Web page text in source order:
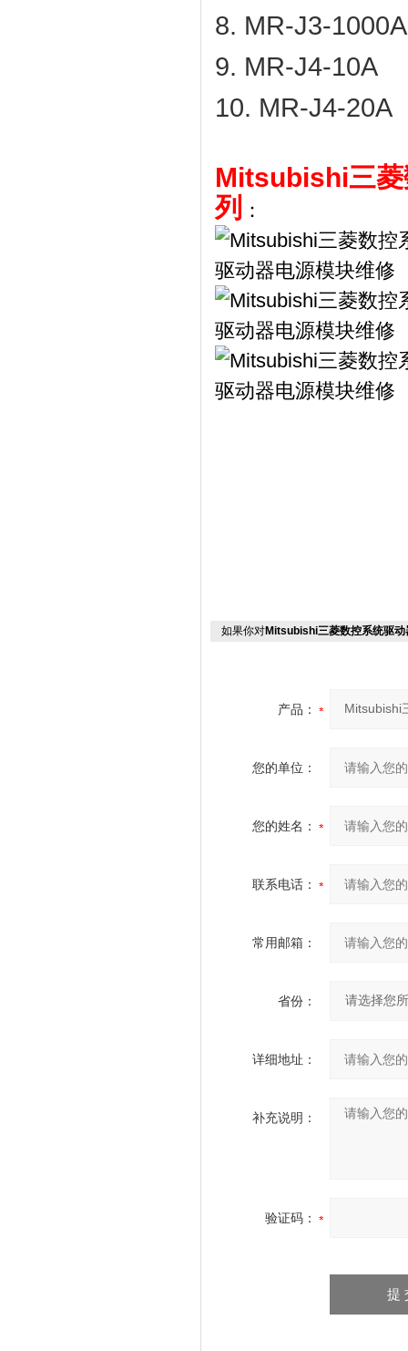
8. MR-J3-1000A
9. MR-J4-10A
10. MR-J4-20A
Mitsubishi三菱
列 ：
如果你对Mitsubishi三菱数控系统驱动
产品：
您的单位：
您的姓名：
联系电话：
常用邮箱：
省份：
详细地址：
补充说明：
验证码：